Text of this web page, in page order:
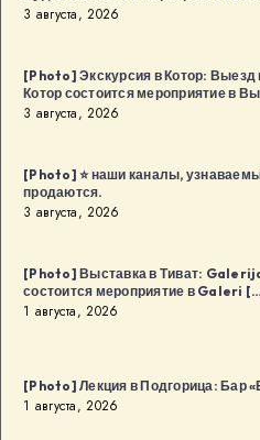
3 августа, 2026
[Photo] Экскурсия в Котор: Выезд
Котор состоится мероприятие в
3 августа, 2026
[Photo] ⭐️ наши каналы,
продаются.
3 августа, 2026
[Photo] Выставка в Тиват:
состоится мероприятие в Galeri
1 августа, 2026
[Photo] Лекция в Подгорица: Бар
1 августа, 2026